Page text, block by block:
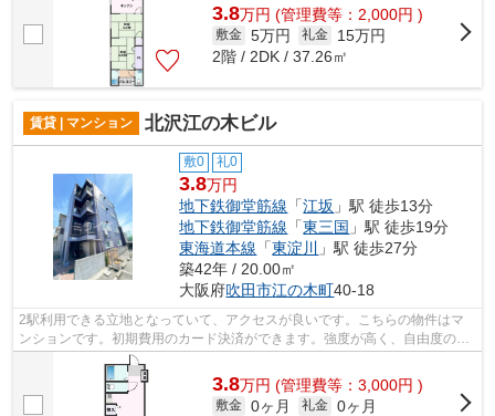
3.8万円 (管理費等：2,000円 )
敷金 5万円 礼金
15万円
2階 / 2DK / 37.26㎡
賃貸 | マンション 北沢江の木ビル
敷0 礼0
3.8万円
地下鉄御堂筋線 「江坂 」駅 徒歩13分
地下鉄御堂筋線 「東三国 」駅 徒歩19分
東海道本線 「東淀川
」駅 徒歩27分
築42年 / 20.00㎡
大阪府吹田市江の木町40-18
2駅利用できる立地となっていて、アクセスが良いです。こちらの物件はマ
ンションです。初期費用のカード決済ができます。強度が高く、自由度の高
い設計の鉄骨造マンション。ミライズ吹...
3.8万円 (管理費等：3,000円 )
敷金 0ヶ月 礼金 0ヶ月